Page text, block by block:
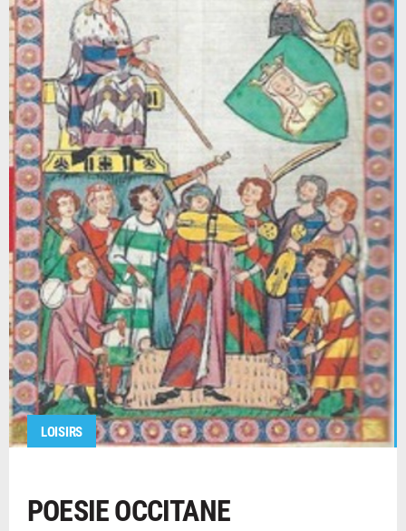
LOISIRS
POESIE OCCITANE